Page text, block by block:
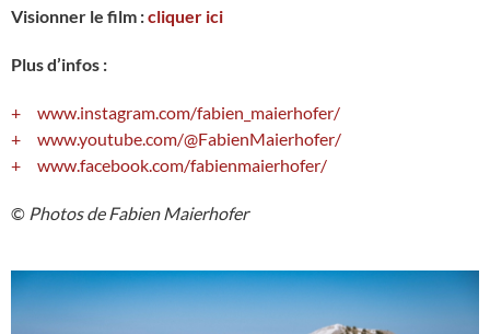
Visionner le film :cliquer ici
Plus d’infos :
www.instagram.com/fabien_maierhofer/
www.youtube.com/@FabienMaierhofer/
www.facebook.com/fabienmaierhofer/
©️ Photos de Fabien Maierhofer